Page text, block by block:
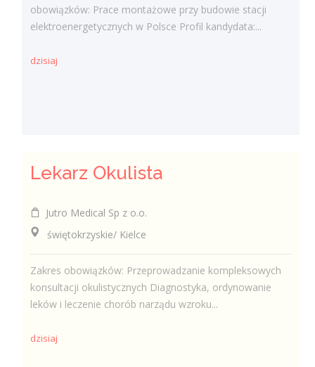
obowiązków: Prace montażowe przy budowie stacji
elektroenergetycznych w Polsce Profil kandydata:...
dzisiaj
Lekarz Okulista
Jutro Medical Sp z o.o.
świętokrzyskie/ Kielce
Zakres obowiązków: Przeprowadzanie kompleksowych
konsultacji okulistycznych Diagnostyka, ordynowanie
leków i leczenie chorób narządu wzroku...
dzisiaj